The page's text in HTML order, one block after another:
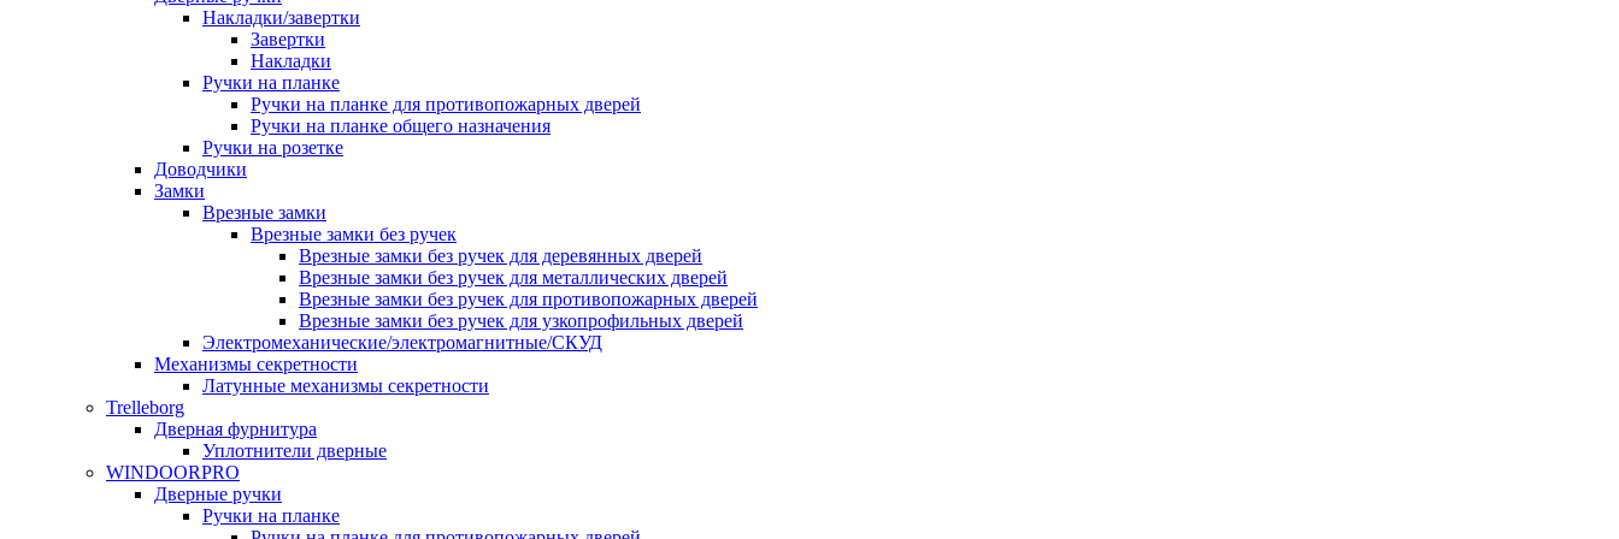
Накладки/завертки
Завертки
Накладки
Ручки на планке
Ручки на планке для противопожарных дверей
Ручки на планке общего назначения
Ручки на розетке
Доводчики
Замки
Врезные замки
Врезные замки без ручек
Врезные замки без ручек для деревянных дверей
Врезные замки без ручек для металлических дверей
Врезные замки без ручек для противопожарных дверей
Врезные замки без ручек для узкопрофильных дверей
Электромеханические/электромагнитные/СКУД
Механизмы секретности
Латунные механизмы секретности
Trelleborg
Дверная фурнитура
Уплотнители дверные
WINDOORPRO
Дверные ручки
Ручки на планке